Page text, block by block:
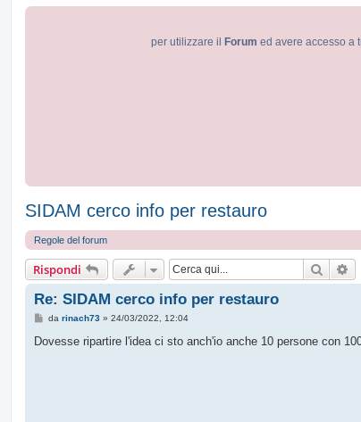
per utilizzare il
Forum ed avere accesso a
SIDAM cerco info per restauro
Regole del forum
Rispondi Cerca
Re: SIDAM cerco info per restauro
M
s
da rinach73» 24/03/2022, 12:04
Dovesse ripartire l'idea ci sto anch'io anche 10 persone con